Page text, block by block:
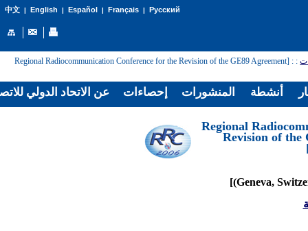
中文| English | Español | Français| Русский
:
: [Regional Radiocommunication Conference for the Revision of the GE89 Agreement
[Regional
Revision of the
عن الاتحاد الدولي إحصاءات المنشورات أنشطة